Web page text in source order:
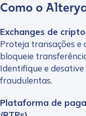
Como o
Exchanges de
Proteja transações e
bloqueie
Identifique e
fraudulentas.
Plataforma de